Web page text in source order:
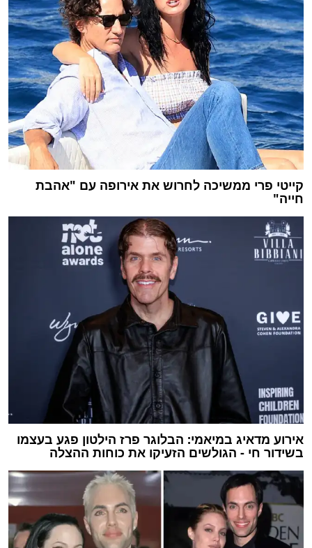
קייטי פרי ממשיכה לחרוש את אירופה עם "אהבת
חייה"
אירוע מדאיג במיאמי: הבלוגר פרז הילטון פגע בעצמו
בשידור חי - הגולשים הזעיקו את כוחות ההצלה